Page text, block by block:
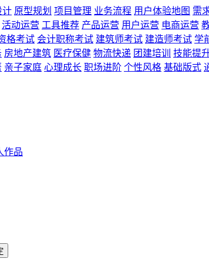
计 原型规划 项目管理 业务流程 用户体验地图 需
活动运营 工具推荐 产品运营 用户运营 电商运营
格考试 会计职称考试 建筑师考试 建造师考试 学
房地产建筑 医疗保健 物流快递 团建培训 技能提
亲子家庭 心理成长 职场进阶 个性风格 基础版式
作品